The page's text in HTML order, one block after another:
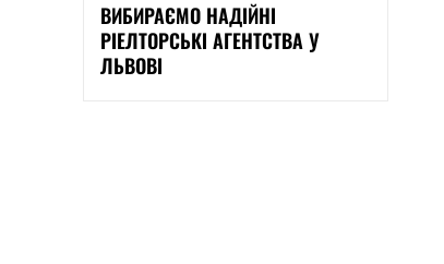
ВИБИРАЄМО НАДІЙНІ
РІЕЛТОРСЬКІ АГЕНТСТВА У
ЛЬВОВІ